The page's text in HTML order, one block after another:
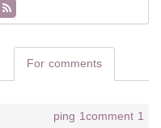
For comments
1 comment
1 ping